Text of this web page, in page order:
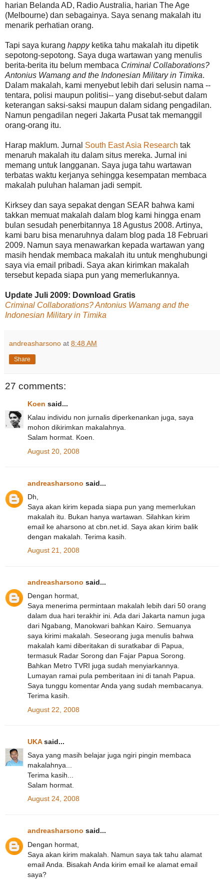
harian Belanda AD, Radio Australia, harian The Age
(Melbourne) dan sebagainya. Saya senang makalah itu
menarik perhatian orang.
Tapi saya kurang happyketika tahu makalah itu dipetik
sepotong-sepotong. Saya duga wartawan yang menulis
berita-berita itu belum membaca Criminal Collaborations?
Antonius Wamang and the Indonesian Military in Timika.
Dalam makalah, kami menyebut lebih dari selusin nama --
tentara, polisi maupun politisi-- yang disebut-sebut dalam
keterangan saksi-saksi maupun dalam sidang pengadilan.
Namun pengadilan negeri Jakarta Pusat tak memanggil
orang-orang itu.
Harap maklum. Jurnal South East Asia Research tak
menaruh makalah itu dalam situs mereka. Jurnal ini
memang untuk langganan. Saya juga tahu wartawan
terbatas waktu kerjanya sehingga kesempatan membaca
makalah puluhan halaman jadi sempit.
Kirksey dan saya sepakat dengan SEAR bahwa kami
takkan memuat makalah dalam blog kami hingga enam
bulan sesudah penerbitannya 18 Agustus 2008. Artinya,
kami baru bisa menaruhnya dalam blog pada 18 Februari
2009. Namun saya menawarkan kepada wartawan yang
masih hendak membaca makalah itu untuk menghubungi
saya via email pribadi. Saya akan kirimkan makalah
tersebut kepada siapa pun yang memerlukannya.
Update Juli 2009: Download Gratis
Criminal Collaborations? Antonius Wamang and the
Indonesian Military in Timika
andreasharsono at 8:48 AM
Share
27 comments:
Koen said...
Kalau individu non jurnalis diperkenankan juga, saya
mohon dikirimkan makalahnya.
Salam hormat. Koen.
August 20, 2008
andreasharsono said...
Dh,
Saya akan kirim kepada siapa pun yang memerlukan
makalah itu. Bukan hanya wartawan. Silahkan kirim
email ke aharsono at cbn.net.id. Saya akan kirim balik
dengan makalah. Terima kasih.
August 21, 2008
andreasharsono said...
Dengan hormat,
Saya menerima permintaan makalah lebih dari 50 orang
dalam dua hari terakhir ini. Ada dari Jakarta namun juga
dari Ngabang, Manokwari bahkan Kairo. Semuanya
saya kirimi makalah. Seseorang juga menulis bahwa
makalah kami diberitakan di suratkabar di Papua,
termasuk Radar Sorong dan Fajar Papua Sorong.
Bahkan Metro TVRI juga sudah menyiarkannya.
Lumayan ramai pula pemberitaan ini di tanah Papua.
Saya tunggu komentar Anda yang sudah membacanya.
Terima kasih.
August 22, 2008
UKAsaid...
Saya yang masih belajar juga ngiri pingin membaca
makalahnya...
Terima kasih...
Salam hormat.
August 24, 2008
andreasharsono said...
Dengan hormat,
Saya akan kirim makalah. Namun saya tak tahu alamat
email Anda. Bisakah Anda kirim email ke alamat email
saya?